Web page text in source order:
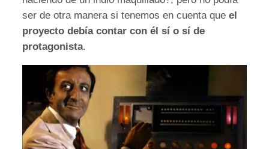
ser de otra manera si tenemos en cuenta queel
proyecto debía contar con él sí o sí de
protagonista.